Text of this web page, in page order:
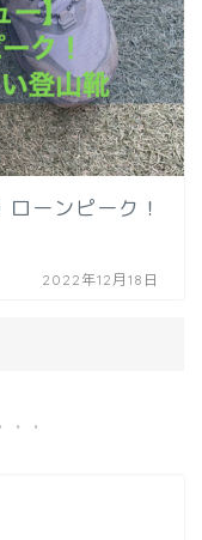
ーンピーク！
2022年12月18日